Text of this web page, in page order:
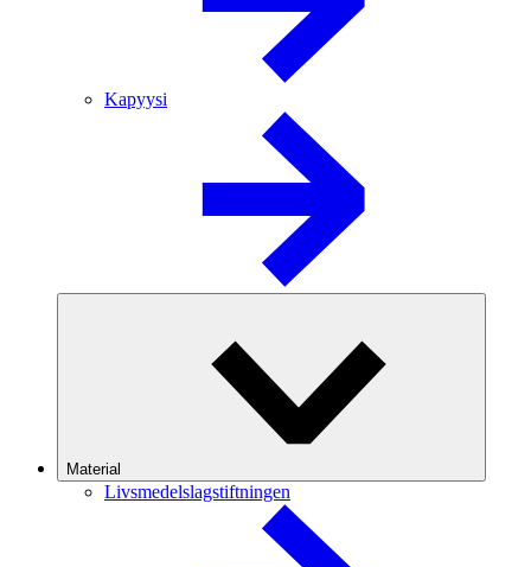
Kapyysi
Material
Livsmedelslagstiftningen